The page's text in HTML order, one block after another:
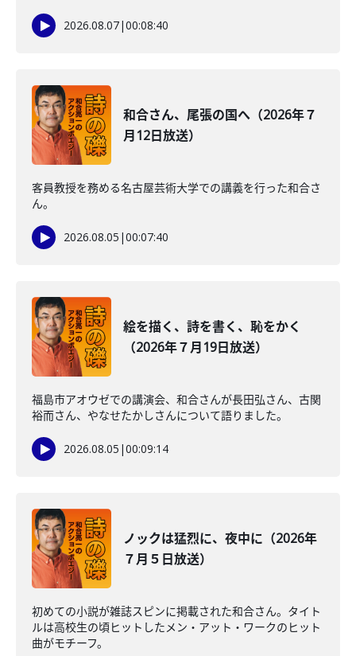
2026.08.07|00:08:40
和合さん、尾張の国へ（2026年７
月12日放送）
客員教授を務める名古屋芸術大学での講義を行った和合さ
ん。
2026.08.05 |00:07:40
絵を描く、詩を書く、恥をかく
（2026年７月19日放送）
福島市アオウゼでの講演会、和合さんが長田弘さん、古関
裕而さん、やなせたかしさんについて語りました。
2026.08.05 |00:09:14
ノックは猛烈に、夜中に（2026年
７月５日放送）
初めての小説が雑誌スピンに掲載された和合さん。タイト
ルは高校生の頃ヒットしたメン・アット・ワークのヒット
曲がモチーフ。